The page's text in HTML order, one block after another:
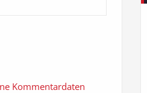
Kommentardaten